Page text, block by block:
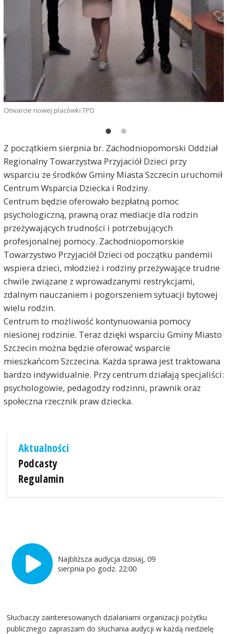
Otwarcie nowej placówki TPD
Z początkiem sierpnia br. Zachodniopomorski Oddział
Regionalny Towarzystwa Przyjaciół Dzieci przy
wsparciu ze środków Gminy Miasta Szczecin uruchomił
Centrum Wsparcia Dziecka i Rodziny.
Centrum będzie oferowało bezpłatną pomoc
psychologiczną, prawną oraz mediacje dla rodzin
przeżywających trudności i potrzebujących
profesjonalnej pomocy. Zachodniopomorskie
Towarzystwo Przyjaciół Dzieci od początku pandemii
wspiera dzieci, młodzież i rodziny przeżywające trudne
chwile związane z wprowadzanymi restrykcjami,
zdalnym nauczaniem i pogorszeniem sytuacji bytowej
wielu rodzin.
Centrum to możliwość kontynuowania pomocy
niesionej rodzinie. Teraz dzięki wsparciu Gminy Miasto
Szczecin można będzie oferować wsparcie
mieszkańcom Szczecina. Każda sprawa jest traktowana
bardzo indywidualnie. Przy centrum działają specjaliści:
psychologowie, pedagodzy rodzinni, prawnik oraz
społeczna rzecznik praw dziecka.
Aktualności
Podcasty
Regulamin
Najbliższa audycja dzisiaj, 09
sierpnia po godz. 22:00
Słuchaczy zainteresowanych działaniami organizacji pożytku
publicznego zapraszam do słuchania audycji w każdą niedzielę